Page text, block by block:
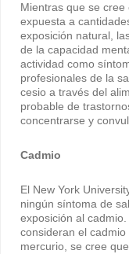
Mientras que se
expuesta a
exposición natural,
de la capacidad
actividad como
profesionales de la
cesio a través del
probable de
concentrarse y
Cadmio
El New York
ningún síntoma de
exposición al
consideran el
mercurio, se cree